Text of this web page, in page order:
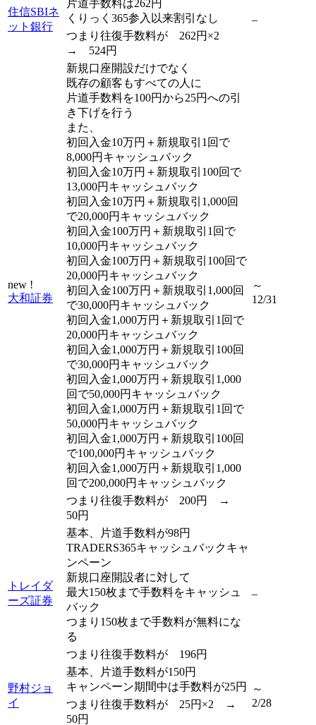
住信SBIネ
ット銀行
片道手数料は262円
くりっく365参入以来割引なし
–
つまり往復手数料が 262円×2
→ 524円
new !
大和証券
新規口座開設だけでなく
既存の顧客もすべての人に
片道手数料を100円から25円への引
き下げを行う
また、
初回入金10万円＋新規取引1回で
8,000円キャッシュバック
初回入金10万円＋新規取引100回で
13,000円キャッシュバック
初回入金10万円＋新規取引1,000回
で20,000円キャッシュバック
初回入金100万円＋新規取引1回で
10,000円キャッシュバック
初回入金100万円＋新規取引100回で
20,000円キャッシュバック
初回入金100万円＋新規取引1,000回
で30,000円キャッシュバック
初回入金1,000万円＋新規取引1回で
20,000円キャッシュバック
初回入金1,000万円＋新規取引100回
で30,000円キャッシュバック
初回入金1,000万円＋新規取引1,000
回で50,000円キャッシュバック
初回入金1,000万円＋新規取引1回で
50,000円キャッシュバック
初回入金1,000万円＋新規取引100回
で100,000円キャッシュバック
初回入金1,000万円＋新規取引1,000
回で200,000円キャッシュバック
～
12/31
つまり往復手数料が 200円 →
50円
トレイダ
ーズ証券
基本、片道手数料が98円
TRADERS365キャッシュバックキャ
ンペーン
新規口座開設者に対して
最大150枚まで手数料をキャッシュ
バック
つまり150枚まで手数料が無料にな
る
–
つまり往復手数料が 196円
野村ジョ
イ
基本、片道手数料が150円
キャンペーン期間中は手数料が25円
～
2/28
つまり往復手数料が 25円×2 →
50円